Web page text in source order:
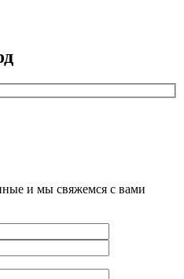
и мы свяжемся с вами